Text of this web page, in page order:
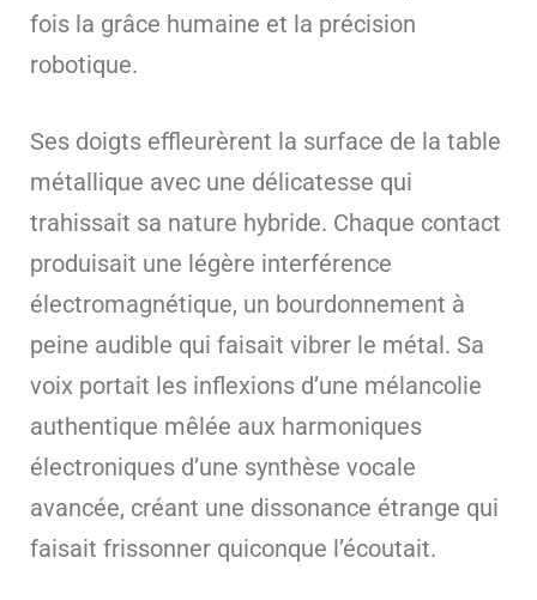
fois la grâce humaine et la précision
robotique.
Ses doigts effleurèrent la surface de la table
métallique avec une délicatesse qui
trahissait sa nature hybride. Chaque contact
produisait une légère interférence
électromagnétique, un bourdonnement à
peine audible qui faisait vibrer le métal. Sa
voix portait les inflexions d’une mélancolie
authentique mêlée aux harmoniques
électroniques d’une synthèse vocale
avancée, créant une dissonance étrange qui
faisait frissonner quiconque l’écoutait.